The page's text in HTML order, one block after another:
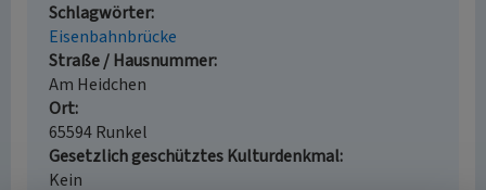
Schlagwörter
Eisenbahnbrücke
Straße / Hausnummer
Am Heidchen
Ort
65594 Runkel
Gesetzlich geschütztes Kulturdenkmal
Kein